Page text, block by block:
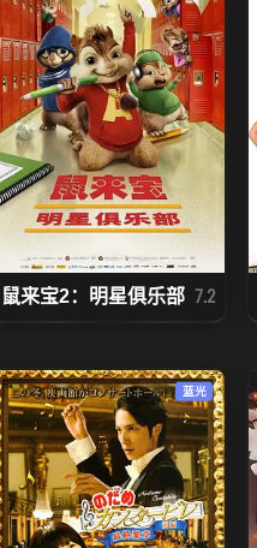
鼠来宝2：明星俱乐部 7.2
蓝光